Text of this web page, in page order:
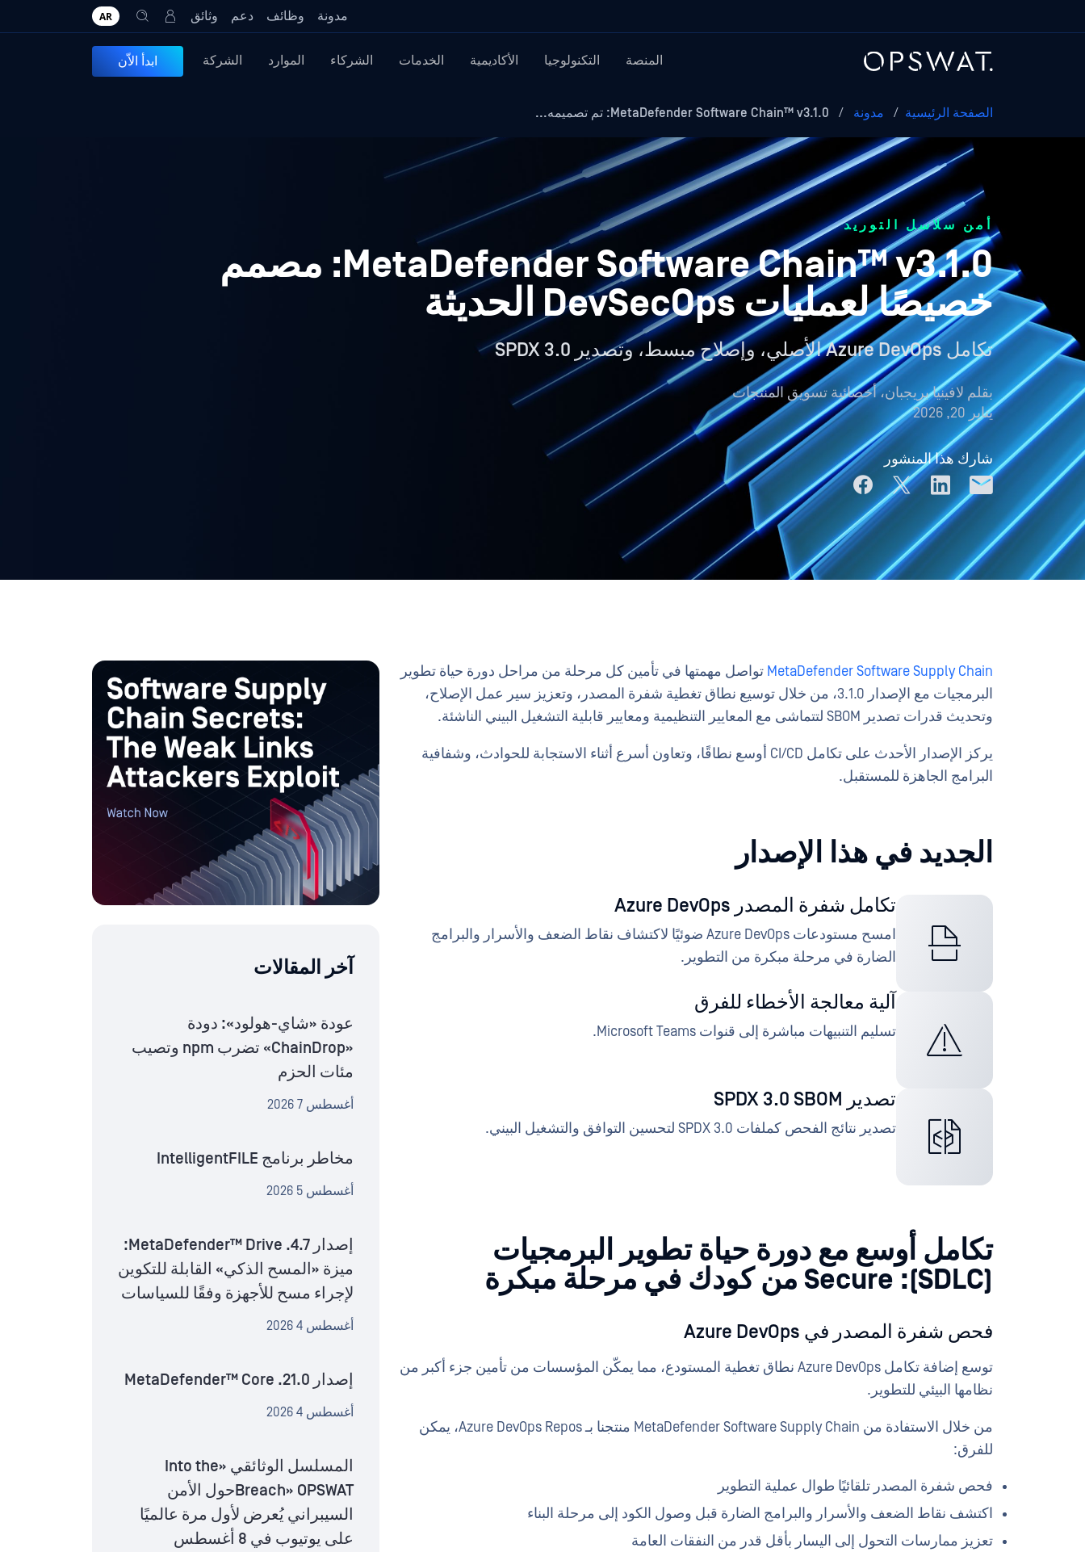
مدونة وظائف دعم وثائق AR
المنصة التكنولوجيا الأكاديمية الخدمات الشركاء الموارد الشركة ابدأ الاّن
الصفحة الرئيسية / مدونة /
أمن سلاسل التوريد
MetaDefender Software Chain™ v3.1.0: مصمم
خصيصًا لعمليات DevSecOps الحديثة
تكامل Azure DevOps الأصلي، وإصلاح مبسط، وتصدير SPDX 3.0
بقلم لافينيا بريجبان، أخصائية تسويق المنتجات
يناير 20, 2026
شارك هذا المنشور
MetaDefender Software Supply Chain تواصل مهمتها في تأمين كل مرحلة من مراحل دورة حياة تطوير
البرمجيات مع الإصدار 3.1.0، من خلال توسيع نطاق تغطية شفرة المصدر، وتعزيز سير عمل الإصلاح،
وتحديث قدرات تصدير SBOM لتتماشى مع المعايير التنظيمية ومعايير قابلية التشغيل البيني الناشئة.
يركز الإصدار الأحدث على تكامل CI/CD أوسع نطاقًا، وتعاون أسرع أثناء الاستجابة للحوادث، وشفافية
البرامج الجاهزة للمستقبل.
الجديد في هذا الإصدار
تكامل شفرة المصدر Azure DevOps
امسح مستودعات Azure DevOps ضوئيًا لاكتشاف نقاط الضعف والأسرار والبرامج
الضارة في مرحلة مبكرة من التطوير.
آلية معالجة الأخطاء للفرق
تسليم التنبيهات مباشرة إلى قنوات Microsoft Teams.
تصدير SPDX 3.0 SBOM
تصدير نتائج الفحص كملفات SPDX 3.0 لتحسين التوافق والتشغيل البيني.
تكامل أوسع مع دورة حياة تطوير البرمجيات
(SDLC): Secure من كودك في مرحلة مبكرة
فحص شفرة المصدر في Azure DevOps
توسع إضافة تكامل Azure DevOps نطاق تغطية المستودع، مما يمكّن المؤسسات من تأمين جزء أكبر من
نظامها البيئي للتطوير.
من خلال الاستفادة من MetaDefender Software Supply Chain منتجنا بـ Azure DevOps Repos، يمكن
للفرق:
فحص شفرة المصدر تلقائيًا طوال عملية التطوير
اكتشف نقاط الضعف والأسرار والبرامج الضارة قبل وصول الكود إلى مرحلة البناء
تعزيز ممارسات التحول إلى اليسار بأقل قدر من النفقات العامة
آخر المقالات
عودة «شاي-هولود»: دودة
«ChainDrop» تضرب npm وتصيب
مئات الحزم
أغسطس 7 2026
مخاطر برنامج IntelligentFILE
أغسطس 5 2026
إصدار MetaDefender™ Drive .4.7:
ميزة «المسح الذكي» القابلة للتكوين
لإجراء مسح للأجهزة وفقًا للسياسات
أغسطس 4 2026
إصدار MetaDefender™ Core .21.0
أغسطس 4 2026
المسلسل الوثائقي «Into the
Breach» OPSWATحول الأمن
السيبراني يُعرض لأول مرة عالميًا
على يوتيوب في 8 أغسطس